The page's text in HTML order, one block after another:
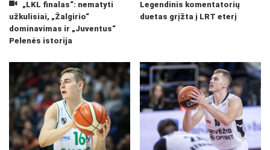
„LKL finalas“: nematyti
užkulisiai, „Žalgirio“
dominavimas ir „Juventus“
Pelenės istorija
Legendinis komentatorių
duetas grįžta į LRT eterį